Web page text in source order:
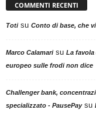
COMMENTI RECENTI
Totisu Conto di base, che
Marco Calamarisu La
europeo sulle frodi non dice
Challenger bank,
specializzato - PausePaysu